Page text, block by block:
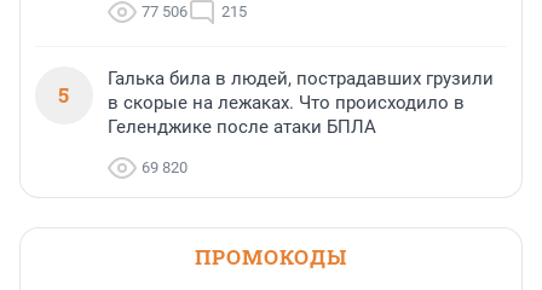
77 506 215
5
Галька била в людей, пострадавших грузили
в скорые на лежаках. Что происходило в
Геленджике после атаки БПЛА
69 820
ПРОМОКОДЫ